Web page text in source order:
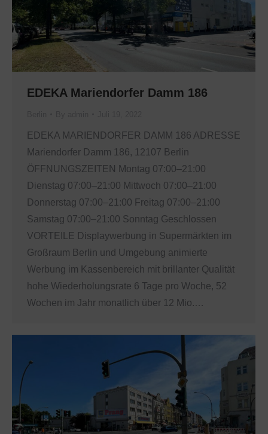
EDEKA Mariendorfer Damm 186
EDEKA MARIENDORFER DAMM 186 ADRESSE
Mariendorfer Damm 186, 12107 Berlin
ÖFFNUNGSZEITEN Montag 07:00–21:00
Dienstag 07:00–21:00 Mittwoch 07:00–21:00
Donnerstag 07:00–21:00 Freitag 07:00–21:00
Samstag 07:00–21:00 Sonntag Geschlossen
VORTEILE Displaywerbung in Supermärkten im
Großraum Berlin und Umgebung animierte
Werbung im Kassenbereich mit brillanter Qualität
hohe Wiederholungsrate 6 Tage pro Woche, 52
Wochen im Jahr monatlich über 12 Mio.…